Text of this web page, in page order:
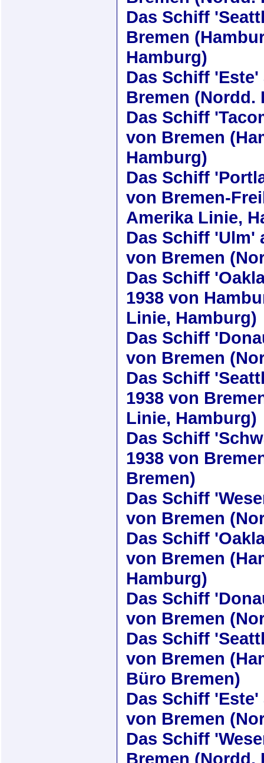
Das Schiff
Bremen
Hamburg)
Das Schiff 'Este'
Bremen (Nordd.
Das Schiff
von Bremen
Hamburg)
Das Schiff
von Bremen-
Amerika Linie,
Das Schiff 'Ulm'
von Bremen
Das Schiff
1938 von
Linie, Hamburg)
Das Schiff
von Bremen
Das Schiff
1938 von
Linie, Hamburg)
Das Schiff
1938 von
Bremen)
Das Schiff
von Bremen
Das Schiff
von Bremen
Hamburg)
Das Schiff
von Bremen
Das Schiff
von Bremen
Büro Bremen)
Das Schiff 'Este'
von Bremen
Das Schiff
Bremen (Nordd.